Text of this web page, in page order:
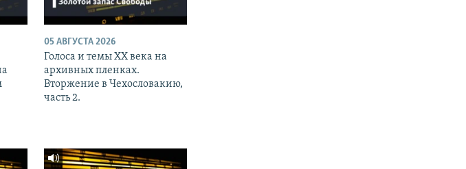
05 АВГУСТА 2026
Голоса и темы XX века на
архивных пленках.
Вторжение в Чехословакию,
часть 2.